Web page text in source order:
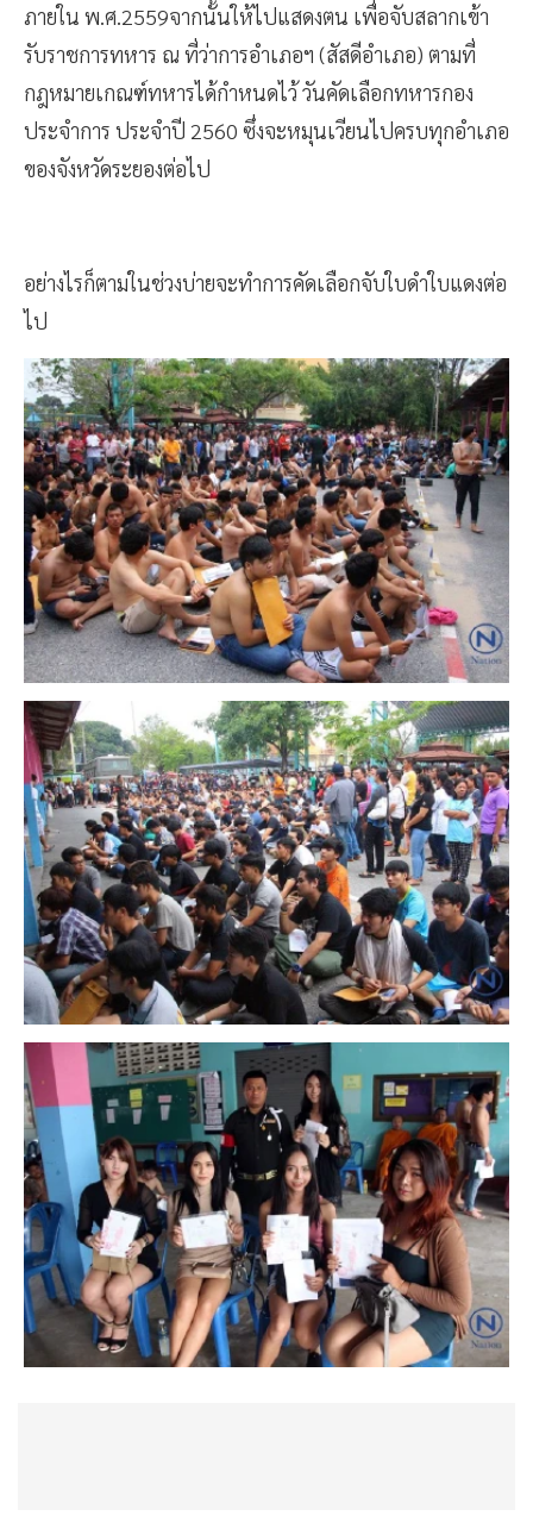
ภายใน พ.ศ.2559จากนั้นให้ไปแสดงตน เพื่อจับสลากเข้า
รับราชการทหาร ณ ที่ว่าการอำเภอฯ (สัสดีอำเภอ) ตามที่
กฎหมายเกณฑ์ทหารได้กำหนดไว้ วันคัดเลือกทหารกอง
ประจำการ ประจำปี 2560 ซึ่งจะหมุนเวียนไปครบทุกอำเภอ
ของจังหวัดระยองต่อไป
อย่างไรก็ตามในช่วงบ่ายจะทำการคัดเลือกจับใบดำใบแดงต่อ
ไป